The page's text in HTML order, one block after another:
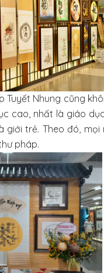
Tuyết Nhung cũng
cao, nhất là giáo
giới trẻ. Theo đó,
pháp.